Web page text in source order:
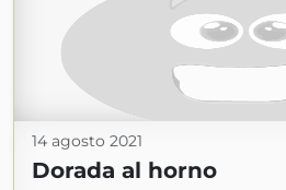
14 agosto 2021
Dorada al horno